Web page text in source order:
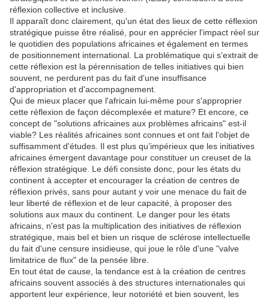
réflexion collective et inclusive.
Il apparaît donc clairement, qu'un état des lieux de cette réflexion
stratégique puisse être réalisé, pour en apprécier l'impact réel sur
le quotidien des populations africaines et également en termes
de positionnement international. La problématique qui s'extrait de
cette réflexion est la pérennisation de telles initiatives qui bien
souvent, ne perdurent pas du fait d'une insuffisance
d'appropriation et d'accompagnement.
Qui de mieux placer que l'africain lui-même pour s'approprier
cette réflexion de façon décomplexée et mature? Et encore, ce
concept de "solutions africaines aux problèmes africains" est-il
viable? Les réalités africaines sont connues et ont fait l'objet de
suffisamment d'études. Il est plus qu’impérieux que les initiatives
africaines émergent davantage pour constituer un creuset de la
réflexion stratégique. Le défi consiste donc, pour les états du
continent à accepter et encourager la création de centres de
réflexion privés, sans pour autant y voir une menace du fait de
leur liberté de réflexion et de leur capacité, à proposer des
solutions aux maux du continent. Le danger pour les états
africains, n'est pas la multiplication des initiatives de réflexion
stratégique, mais bel et bien un risque de sclérose intellectuelle
du fait d'une censure insidieuse, qui joue le rôle d'une "valve
limitatrice de flux" de la pensée libre.
En tout état de cause, la tendance est à la création de centres
africains souvent associés à des structures internationales qui
apportent leur expérience, leur notoriété et bien souvent, les